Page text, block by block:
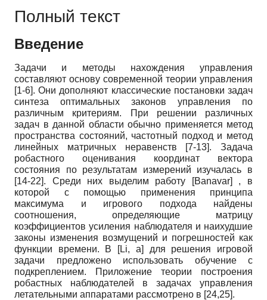
Полный текст
Введение
Задачи и методы нахождения управления
составляют основу современной теории управления
[1-6]. Они дополняют классические постановки задач
синтеза оптимальных законов управления по
различным критериям. При решении различных
задач в данной области обычно применяется метод
пространства состояний, частотный подход и метод
линейных матричных неравенств [7-13]. Задача
робастного оценивания координат вектора
состояния по результатам измерений изучалась в
[14-22]. Среди них выделим работу
[Banavar]
, в
которой с помощью применения принципа
максимума и игрового подхода найдены
соотношения, определяющие матрицу
коэффициентов усиления наблюдателя и наихудшие
законы изменения возмущений и погрешностей как
функции времени. В
[Li, а]
для решения игровой
задачи предложено использовать обучение с
подкреплением. Приложение теории построения
робастных наблюдателей в задачах управления
летательными аппаратами рассмотрено в [24,25].